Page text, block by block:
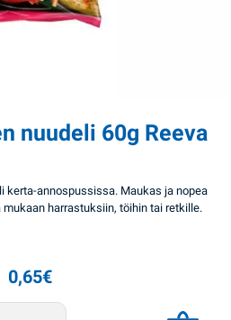
nuudeli 60g Reeva
kerta-annospussissa. Maukas ja nopea
harrastuksiin, töihin tai retkille.
0,65€
Reeva määrä